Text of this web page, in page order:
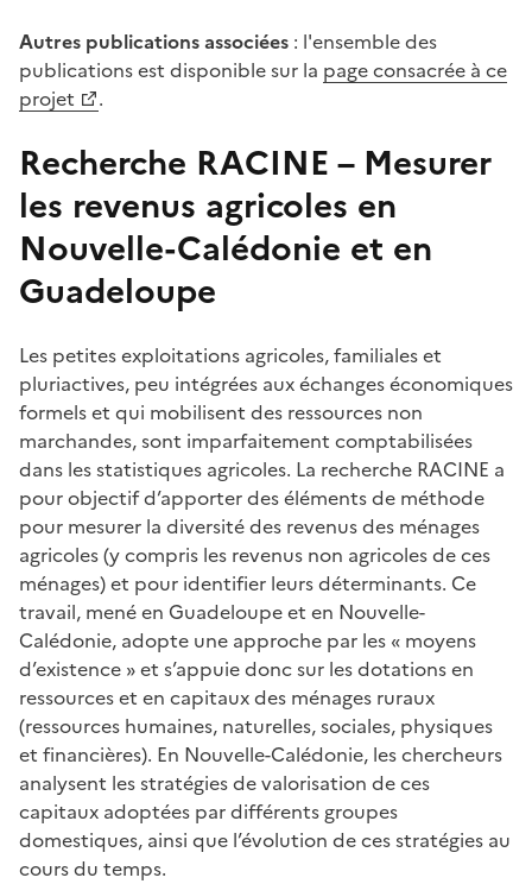
Autres publications associées : l'ensemble des
publications est disponible sur la page consacrée à ce
projet
.
Recherche RACINE – Mesurer
les revenus agricoles en
Nouvelle-Calédonie et en
Guadeloupe
Les petites exploitations agricoles, familiales et
pluriactives, peu intégrées aux échanges économiques
formels et qui mobilisent des ressources non
marchandes, sont imparfaitement comptabilisées
dans les statistiques agricoles. La recherche RACINE a
pour objectif d’apporter des éléments de méthode
pour mesurer la diversité des revenus des ménages
agricoles (y compris les revenus non agricoles de ces
ménages) et pour identifier leurs déterminants. Ce
travail, mené en Guadeloupe et en Nouvelle-
Calédonie, adopte une approche par les « moyens
d’existence » et s’appuie donc sur les dotations en
ressources et en capitaux des ménages ruraux
(ressources humaines, naturelles, sociales, physiques
et financières). En Nouvelle-Calédonie, les chercheurs
analysent les stratégies de valorisation de ces
capitaux adoptées par différents groupes
domestiques, ainsi que l’évolution de ces stratégies au
cours du temps.